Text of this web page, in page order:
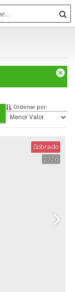
Ordenar por:
2776
Sobrado